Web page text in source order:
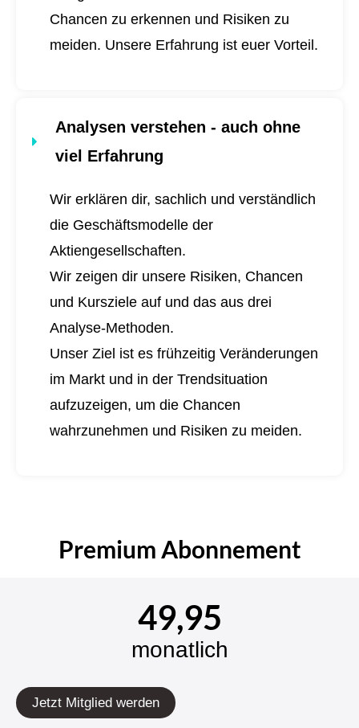
Chancen zu erkennen und Risiken zu
meiden. Unsere Erfahrung ist euer Vorteil.
Analysen verstehen - auch ohne
viel Erfahrung
Wir erklären dir, sachlich und verständlich
die Geschäftsmodelle der
Aktiengesellschaften.
Wir zeigen dir unsere Risiken, Chancen
und Kursziele auf und das aus drei
Analyse-Methoden.
Unser Ziel ist es frühzeitig Veränderungen
im Markt und in der Trendsituation
aufzuzeigen, um die Chancen
wahrzunehmen und Risiken zu meiden.
Premium Abonnement
49,95
monatlich
Jetzt Mitglied werden